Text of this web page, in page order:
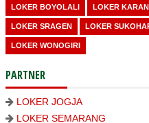
LOKER BOYOLALI LOKER
LOKER SRAGEN LOKER
LOKER WONOGIRI
PARTNER
LOKER JOGJA
LOKER SEMARANG